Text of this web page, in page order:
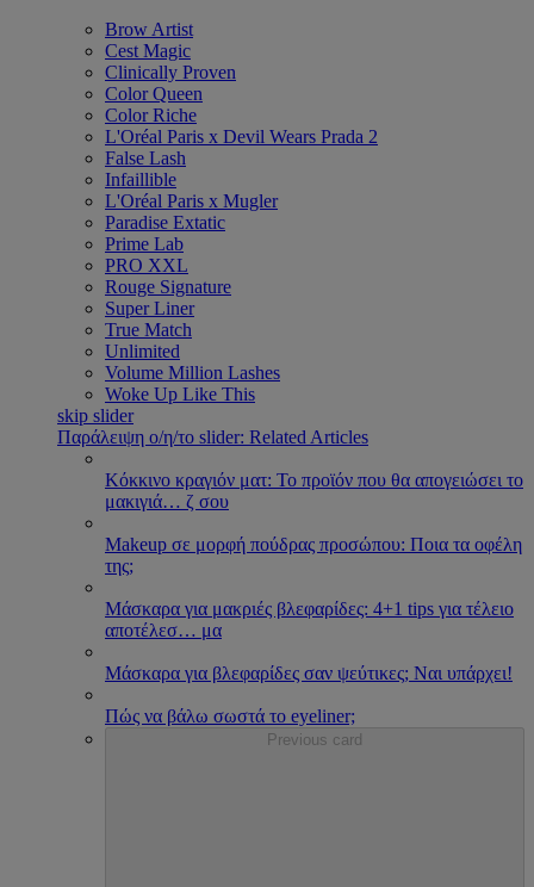
Brow Artist
Cest Magic
Clinically Proven
Color Queen
Color Riche
L'Oréal Paris x Devil Wears Prada 2
False Lash
Infaillible
L'Oréal Paris x Mugler
Paradise Extatic
Prime Lab
PRO XXL
Rouge Signature
Super Liner
True Match
Unlimited
Volume Million Lashes
Woke Up Like This
skip slider
Παράλειψη ο/η/το slider: Related Articles
Κόκκινο κραγιόν ματ: Το προϊόν που θα απογειώσει το
μακιγιά… ζ σου
Makeup σε μορφή πούδρας προσώπου: Ποια τα οφέλη
της;
Μάσκαρα για μακριές βλεφαρίδες: 4+1 tips για τέλειο
αποτέλεσ… μα
Μάσκαρα για βλεφαρίδες σαν ψεύτικες; Ναι υπάρχει!
Πώς να βάλω σωστά το eyeliner;
Previous card